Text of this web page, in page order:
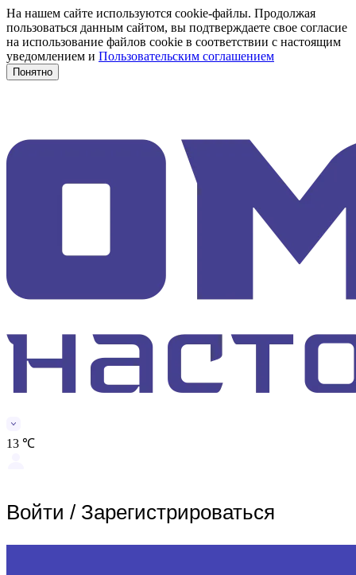
На нашем сайте используются cookie-файлы. Продолжая
пользоваться данным сайтом, вы подтверждаете свое согласие
на использование файлов cookie в соответствии с настоящим
уведомлением и Пользовательским соглашением
Понятно
13 ℃
Войти / Зарегистрироваться